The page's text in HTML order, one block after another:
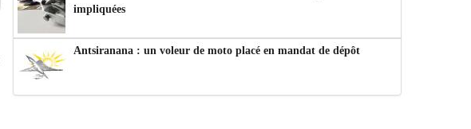
impliquées
Antsiranana : un voleur de moto placé en mandat de dépôt